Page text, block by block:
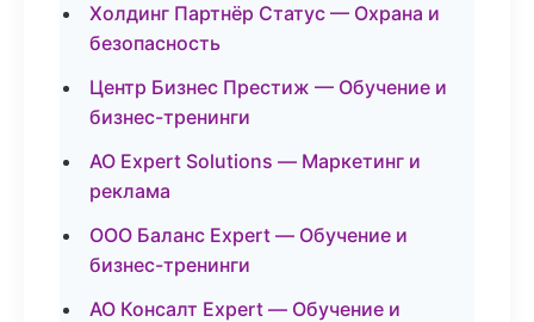
Холдинг Партнёр Статус — Охрана и
безопасность
Центр Бизнес Престиж — Обучение и
бизнес-тренинги
АО Expert Solutions — Маркетинг и
реклама
ООО Баланс Expert — Обучение и
бизнес-тренинги
АО Консалт Expert — Обучение и